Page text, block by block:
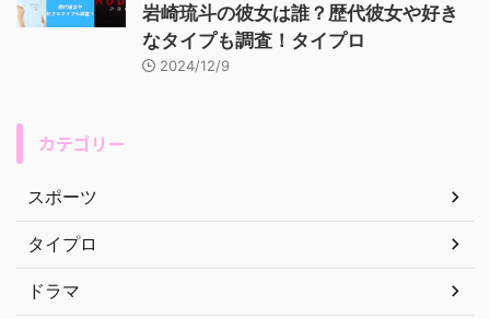
岩崎琉斗の彼女は誰？歴代彼女や好き
なタイプも調査！タイプロ
2024/12/9
カテゴリー
スポーツ
タイプロ
ドラマ